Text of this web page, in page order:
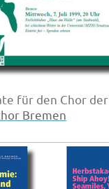
für den Chor der
Bremen